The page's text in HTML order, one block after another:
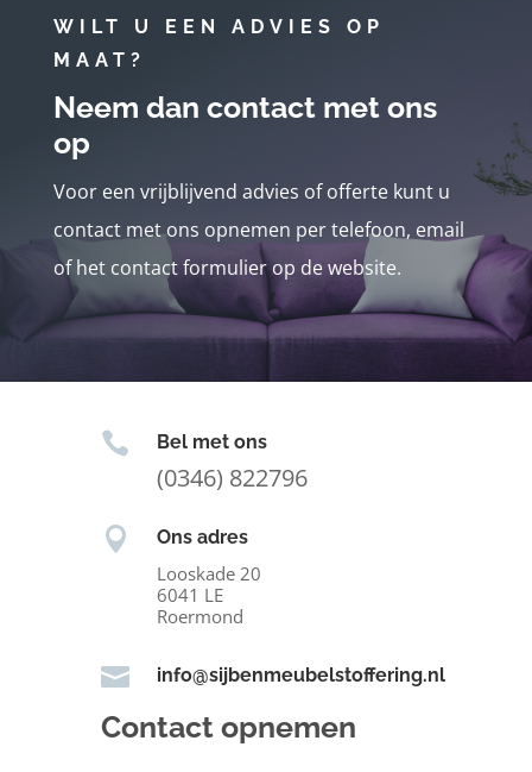
WILT U EEN ADVIES OP
MAAT?
Neem dan contact met ons
op
Voor een vrijblijvend advies of offerte kunt u
contact met ons opnemen per telefoon, email
of het contact formulier op de website.
 Bel met ons
(0346) 822796
 Ons adres
Looskade 20
6041 LE
Roermond
 info@sijbenmeubelstoffering.nl
Contact opnemen